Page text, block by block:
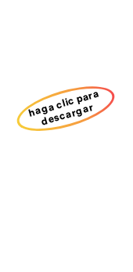
haga clic para
descargar